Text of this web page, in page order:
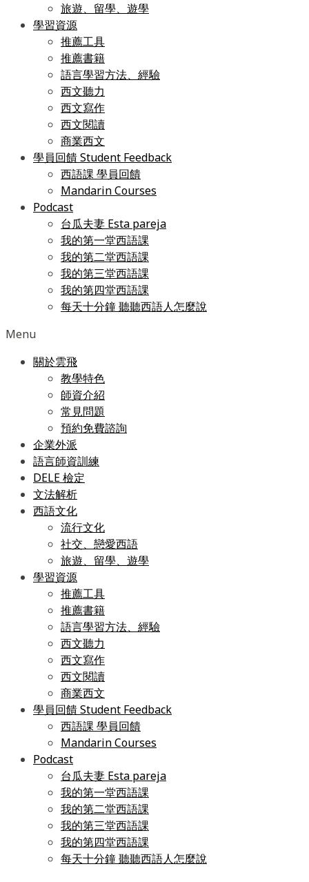
旅遊、留學、遊學
學習資源
推薦工具
推薦書籍
語言學習方法、經驗
西文聽力
西文寫作
西文閱讀
商業西文
學員回饋 Student Feedback
西語課 學員回饋
Mandarin Courses
Podcast
台瓜夫妻 Esta pareja
我的第一堂西語課
我的第二堂西語課
我的第三堂西語課
我的第四堂西語課
每天十分鐘 聽聽西語人怎麼說
Menu
關於雲飛
教學特色
師資介紹
常見問題
預約免費諮詢
企業外派
語言師資訓練
DELE 檢定
文法解析
西語文化
流行文化
社交、戀愛西語
旅遊、留學、遊學
學習資源
推薦工具
推薦書籍
語言學習方法、經驗
西文聽力
西文寫作
西文閱讀
商業西文
學員回饋 Student Feedback
西語課 學員回饋
Mandarin Courses
Podcast
台瓜夫妻 Esta pareja
我的第一堂西語課
我的第二堂西語課
我的第三堂西語課
我的第四堂西語課
每天十分鐘 聽聽西語人怎麼說